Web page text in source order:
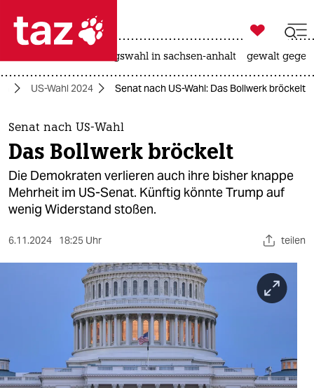
 taz zahl ich
taz zahl ich
themen
politik
öko
gesellschaft
wahrheit

taz zahl ich
landtagswahl in sachsen-anhalt gewalt
US-Wahl 2024 Senat nach US-Wahl: Das Bollwerk bröckelt
Senat nach US-Wahl
Das Bollwerk bröckelt
Die Demokraten verlieren auch ihre bisher knappe
Mehrheit im US-Senat. Künftig könnte Trump auf
wenig Widerstand stoßen.
6.11.2024 18:25 Uhr teilen